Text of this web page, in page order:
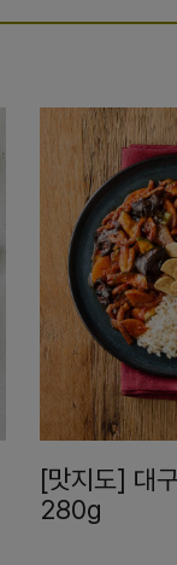
[맛지도] 대
280g